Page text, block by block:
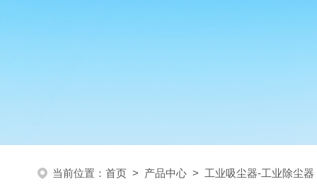
当前位置： 首页 > 产品中心 > 工业吸尘器-工业除尘器